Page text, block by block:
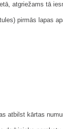
atgriežams tā
pirmās lapas
atbilst kārtas